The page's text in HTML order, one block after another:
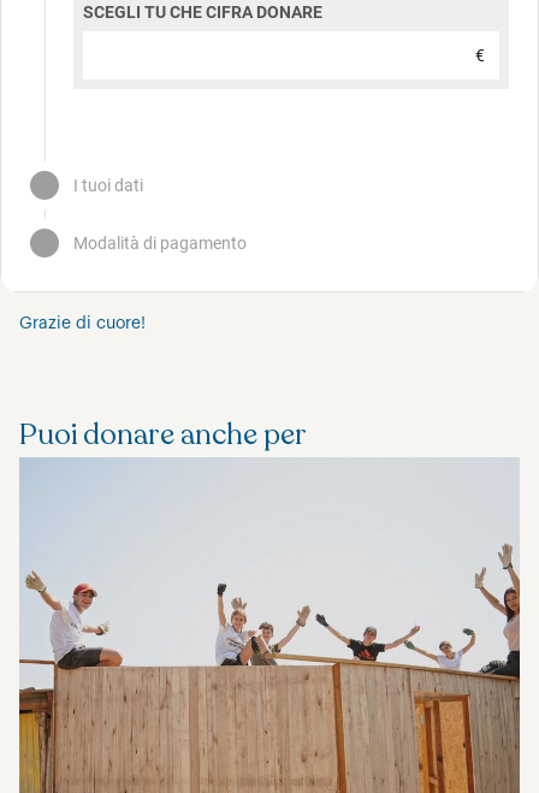
Grazie di cuore!
Puoi donare anche per